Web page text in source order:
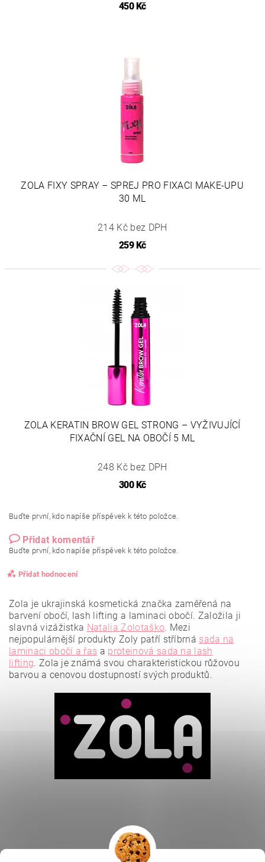
450 Kč
ZOLA FIXY SPRAY – SPREJ PRO FIXACI MAKE-UPU
30 ML
214 Kč bez DPH
259 Kč
ZOLA KERATIN BROW GEL STRONG – VYŽIVUJÍCÍ
FIXAČNÍ GEL NA OBOČÍ 5 ML
248 Kč bez DPH
300 Kč
Buďte první, kdo napíše příspěvek k této položce.
Přidat komentář
Buďte první, kdo napíše příspěvek k této položce.
Přidat hodnocení
Vložením hodnocení souhlasíte sezásadami ochrany
Zola je ukrajinská kosmetická značka zaměřená na
barvení obočí, lash lifting a laminaci obočí. Založila ji
slavná vizážistka Natalia Zolotaško. Mezi
nejpopulárnější produkty Zoly patří stříbrná sada na
laminaci obočí a řas a proteinová sada na lash
lifting. Zola je známá svou charakteristickou růžovou
barvou a cenovou dostupností svých produktů.